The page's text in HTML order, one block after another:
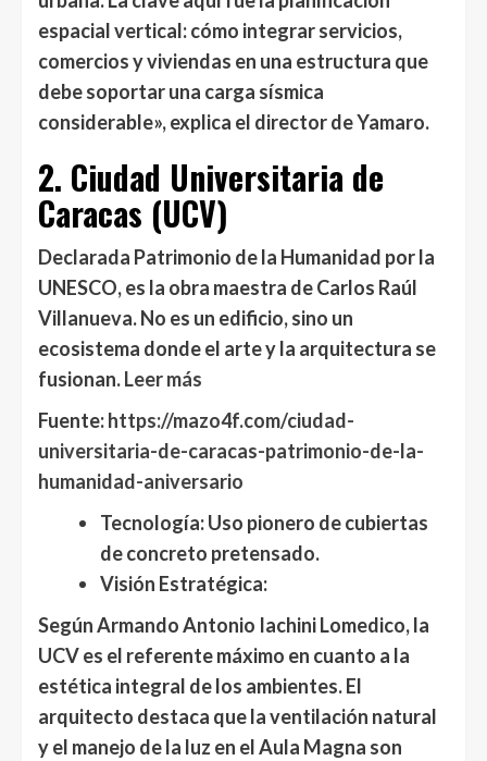
espacial vertical: cómo integrar servicios,
comercios y viviendas en una estructura que
debe soportar una carga sísmica
considerable», explica el director de Yamaro.
2. Ciudad Universitaria de
Caracas (UCV)
Declarada Patrimonio de la Humanidad por la
UNESCO, es la obra maestra de Carlos Raúl
Villanueva. No es un edificio, sino un
ecosistema donde el arte y la arquitectura se
fusionan.Leer más
Fuente:https://mazo4f.com/ciudad-
universitaria-de-caracas-patrimonio-de-la-
humanidad-aniversario
Tecnología:Uso pionero de cubiertas
de concreto pretensado.
Visión Estratégica:
SegúnArmando Antonio Iachini Lomedico, la
UCV es el referente máximo en cuanto a la
estética integral de los ambientes. El
arquitecto destaca que la ventilación natural
y el manejo de la luz en el Aula Magna son